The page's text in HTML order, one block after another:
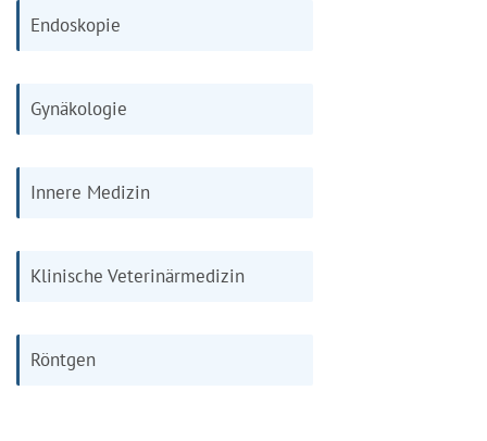
Endoskopie
Gynäkologie
Innere Medizin
Klinische Veterinärmedizin
Röntgen